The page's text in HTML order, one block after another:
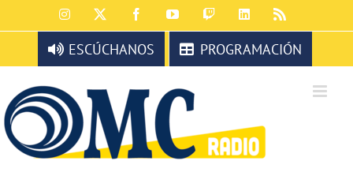
al
contenido
Instagram FacebookYouTubeTwitchLinkedIn
ESCÚCHANOS PROGRAMACIÓN